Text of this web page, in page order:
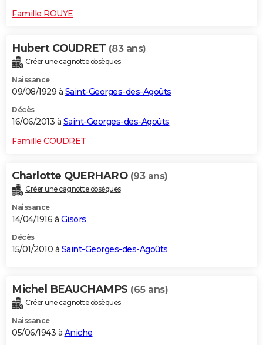
Famille ROUYE
Hubert COUDRET (83 ans)
Créer une cagnotte obsèques
Naissance
09/08/1929 à Saint-Georges-des-Agoûts
Décès
16/06/2013 à Saint-Georges-des-Agoûts
Famille COUDRET
Charlotte QUERHARO (93 ans)
Créer une cagnotte obsèques
Naissance
14/04/1916 à Gisors
Décès
15/01/2010 à Saint-Georges-des-Agoûts
Michel BEAUCHAMPS (65 ans)
Créer une cagnotte obsèques
Naissance
05/06/1943 à Aniche